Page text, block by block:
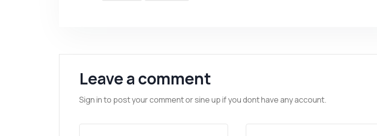
Leave a comment
Sign in to post your comment or sine up if you dont have any account.